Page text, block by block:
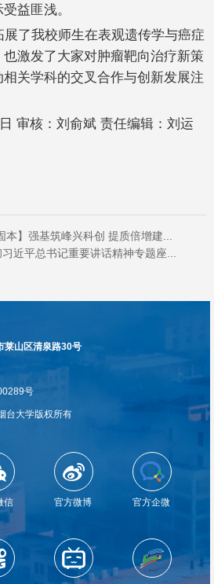
益匪浅。
了我校师生在表观遗传学与癌症
激发了大家对肿瘤靶向治疗新策
关学科的交叉合作与创新发展注
审核：刘俞斌 责任编辑：刘运
本】强基筑峰兴科创 提质倍增建...
近平总书记重要讲话精神专题座...
莱山区清泉路30号
号
台大学版权所有
信 官方微博 官方企微